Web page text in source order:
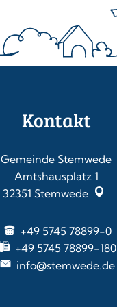
Kontakt
Gemeinde Stemwede
Amtshausplatz 1
32351 Stemwede
+49 5745 78899-0
+49 5745 78899-180
info@stemwede.de